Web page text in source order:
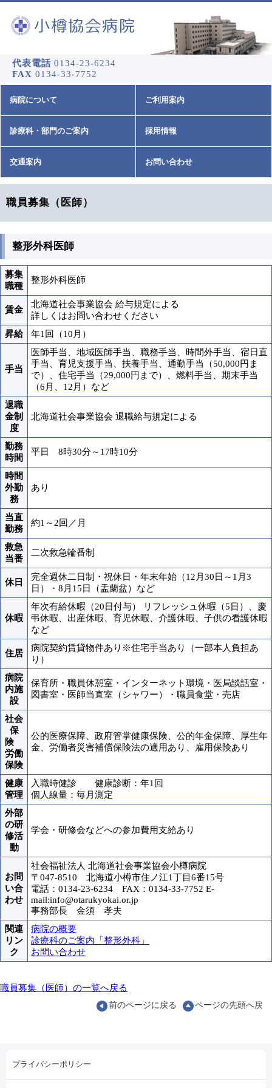
代表電話 0134-23-6234
FAX 0134-33-7752
病院について ご利用案内
診療科・部門のご案内 採用情報
交通案内 お問い合わせ
職員募集（医師）
整形外科医師
募集
職種
整形外科医師
賃金
北海道社会事業協会 給与規定による
詳しくはお問い合わせください
昇給
年1回（10月）
手当
医師手当、地域医師手当、職務手当、時間外手当、宿日直
手当、育児支援手当、扶養手当、通勤手当（50,000円ま
で）、住宅手当（29,000円まで）、燃料手当、期末手当
（6月、12月）など
退職
金制
度
北海道社会事業協会 退職給与規定による
勤務
時間
平日 8時30分～17時10分
時間
外勤
務
あり
当直
勤務
約1～2回／月
救急
当番
二次救急輪番制
休日
完全週休二日制・祝休日・年末年始（12月30日～1月3
日）・8月15日（盂蘭盆）など
休暇
年次有給休暇（20日付与） リフレッシュ休暇（5日）、慶
弔休暇、出産休暇、育児休暇、介護休暇、子供の看護休暇
など
住居
病院契約賃貸物件あり※住宅手当あり（一部本人負担あ
り）
病院
内施
設
保育所・職員休憩室・インターネット環境・医局談話室・
図書室・医師当直室（シャワー）・職員食堂・売店
社会
保
険
労働
保険
公的医療保障、政府管掌健康保険、公的年金保障、厚生年
金、労働者災害補償保険法の適用あり、雇用保険あり
健康
管理
入職時健診 健康診断：年1回
個人線量：毎月測定
外部
の研
修活
動
学会・研修会などへの参加費用支給あり
お問
い合
わせ
社会福祉法人 北海道社会事業協会小樽病院
〒047-8510 北海道小樽市住ノ江1丁目6番15号
電話：0134-23-6234 FAX：0134-33-7752 E-
mail:info@otarukyokai.or.jp
事務部長 金須 孝夫
関連
リン
ク
病院の概要
診療科のご案内「整形外科」
お問い合わせ
職員募集（医師）の一覧へ戻る
前のページに戻る ページの先頭へ戻
プライバシーポリシー